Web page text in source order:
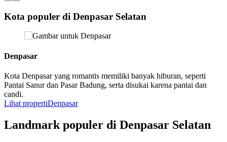
Kota populer di Denpasar Selatan
Denpasar
Kota Denpasar yang romantis memiliki banyak hiburan, seperti
Pantai Sanur dan Pasar Badung, serta disukai karena pantai dan
candi.
Lihat propertiDenpasar
Landmark populer di Denpasar Selatan